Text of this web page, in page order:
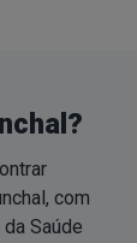
com
Saúde